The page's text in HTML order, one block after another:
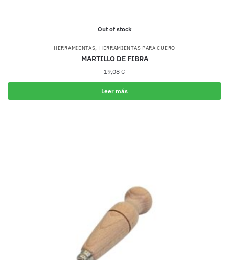
Out of stock
HERRAMIENTAS, HERRAMIENTAS PARA CUERO
MARTILLO DE FIBRA
19,08 €
Leer más